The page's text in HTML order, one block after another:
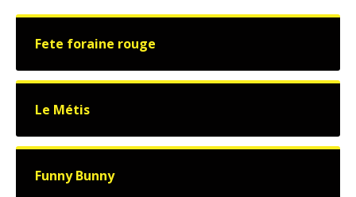
Fete foraine rouge
Le Métis
Funny Bunny